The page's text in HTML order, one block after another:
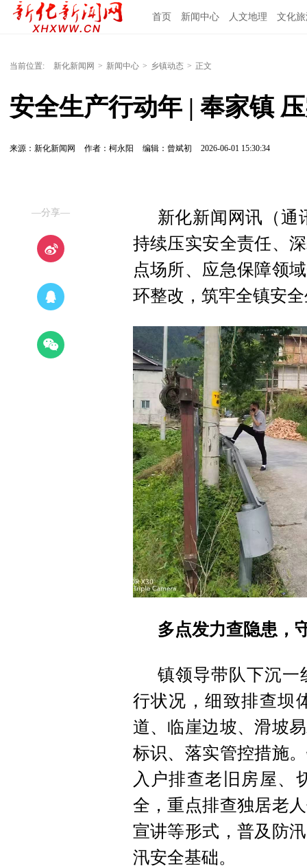
首页 新闻中心 人文地理 文化
当前位置: 新化新闻网 > 新闻中心 > 乡镇动态 > 正文
安全生产行动年 | 奉家镇
来源：新化新闻网 作者：柯永阳 编辑：曾斌初 2026-06-01 15:30:34
—分享—
新化新闻网讯（通
持续压实安全责任、
点场所、应急保障领
环整改，筑牢全镇安
多点发力查隐患，
镇领导带队下沉一
行状况，细致排查坝
道、临崖边坡、滑坡
标识、落实管控措施
入户排查老旧房屋、
全，重点排查独居老
宣讲等形式，普及防
汛安全基础。